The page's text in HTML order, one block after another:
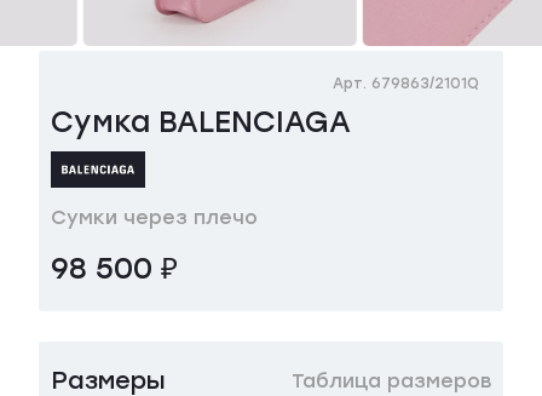
Сумка BALENCIAGA
Арт. 679863/2101Q
Сумки через плечо
98 500 ₽
Размеры Таблица размеров